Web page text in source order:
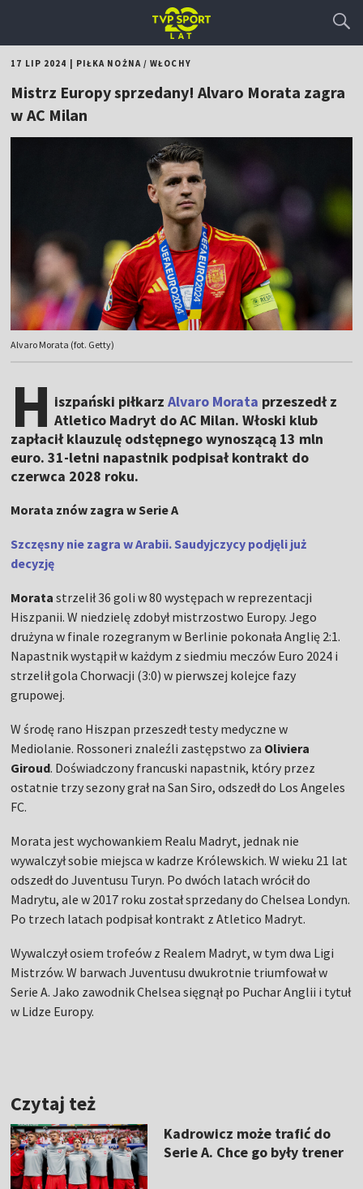
17 LIP 2024 PIŁKA NOŻNA/WŁOCHY
Mistrz Europy sprzedany! Alvaro Morata zagra
w AC Milan
Alvaro Morata (fot. Getty)
H iszpański piłkarzAlvaro Morata przeszedł z
Atletico Madryt do AC Milan. Włoski klub
zapłacił klauzulę odstępnego wynoszącą 13 mln
euro. 31-letni napastnik podpisał kontrakt do
czerwca 2028 roku.
Morata znów zagra w Serie A
Szczęsny nie zagra w Arabii. Saudyjczycy podjęli już
decyzję
Morata strzelił 36 goli w 80 występach w reprezentacji
Hiszpanii. W niedzielę zdobył mistrzostwo Europy. Jego
drużyna w finale rozegranym w Berlinie pokonała Anglię 2:1.
Napastnik wystąpił w każdym z siedmiu meczów Euro 2024 i
strzelił gola Chorwacji (3:0) w pierwszej kolejce fazy
grupowej.
W środę rano Hiszpan przeszedł testy medyczne w
Mediolanie. Rossoneri znaleźli zastępstwo za Oliviera
Giroud. Doświadczony francuski napastnik, który przez
ostatnie trzy sezony grał na San Siro, odszedł do Los Angeles
FC.
Morata jest wychowankiem Realu Madryt, jednak nie
wywalczył sobie miejsca w kadrze Królewskich. W wieku 21 lat
odszedł do Juventusu Turyn. Po dwóch latach wrócił do
Madrytu, ale w 2017 roku został sprzedany do Chelsea Londyn.
Po trzech latach podpisał kontrakt z Atletico Madryt.
Wywalczył osiem trofeów z Realem Madryt, w tym dwa Ligi
Mistrzów. W barwach Juventusu dwukrotnie triumfował w
Serie A. Jako zawodnik Chelsea sięgnął po Puchar Anglii i tytuł
w Lidze Europy.
Czytaj też
Kadrowicz może trafić do
Serie A. Chce go były trener